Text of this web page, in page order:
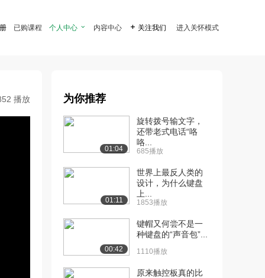
已购课程 个人中心  内容中心  关注我们 进入关怀模式
播放 为你推荐
01:04
旋转拨号输文字，
还带老式电话“咯
咯...
685播放
01:11
世界上最反人类的
设计，为什么键盘
上...
1853播放
00:42
键帽又何尝不是一
种键盘的“声音包”...
1110播放
原来触控板真的比